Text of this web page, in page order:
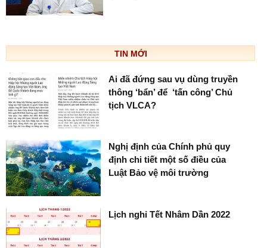
TIN MỚI
Ai đã đứng sau vụ dùng truyền
thông ‘bẩn’ để ‘tấn công’ Chủ
tịch VLCA?
Nghị định của Chính phủ quy
định chi tiết một số điều của
Luật Bảo vệ môi trường
Lịch nghỉ Tết Nhâm Dần 2022